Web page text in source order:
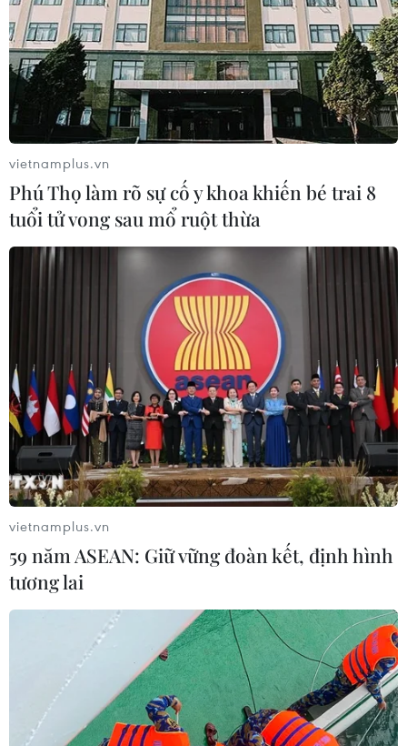
Thị trường Việt Nam thu hút các doanh
nghiệp Malaysia
Hội thảo Bàn tròn Kinh doanh giữa Kuala Lumpur-Thành
phố Hồ Chí Minh tại Malaysia thu hút các tổ chức,
doanh nghiệp ở các lĩnh vực cơ sở hạ tầng công
nghiệp, công nghệ cao, kinh tế xanh của hai nước.
vietnamplus.vn
Phú Thọ làm rõ sự cố y khoa khiến bé trai 8
tuổi tử vong sau mổ ruột thừa
vietnamplus.vn
59 năm ASEAN: Giữ vững đoàn kết, định hình
tương lai